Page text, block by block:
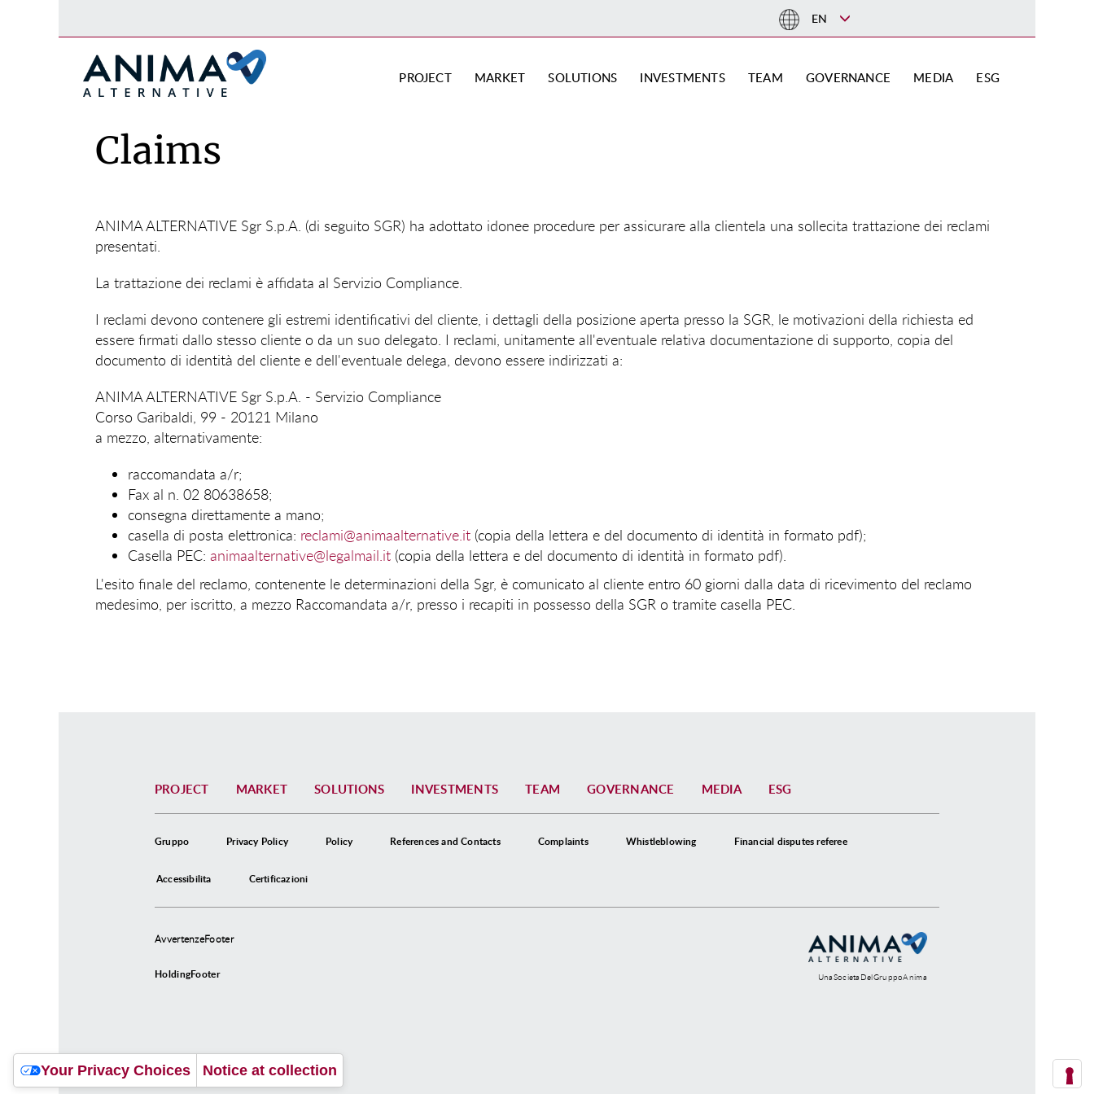
EN
PROJECT MARKET SOLUTIONS INVESTMENTS TEAM GOVERNANCE MEDIA ESG
Claims
ANIMA ALTERNATIVE Sgr S.p.A. (di seguito SGR) ha adottato idonee procedure per assicurare alla clientela una sollecita trattazione dei reclami
presentati.
La trattazione dei reclami è affidata al Servizio Compliance.
I reclami devono contenere gli estremi identificativi del cliente, i dettagli della posizione aperta presso la SGR, le motivazioni della richiesta ed
essere firmati dallo stesso cliente o da un suo delegato. I reclami, unitamente all'eventuale relativa documentazione di supporto, copia del
documento di identità del cliente e dell'eventuale delega, devono essere indirizzati a:
ANIMA ALTERNATIVE Sgr S.p.A. - Servizio Compliance
Corso Garibaldi, 99 - 20121 Milano
a mezzo, alternativamente:
raccomandata a/r;
Fax al n. 02 80638658;
consegna direttamente a mano;
casella di posta elettronica: reclami@animaalternative.it (copia della lettera e del documento di identità in formato pdf);
Casella PEC: animaalternative@legalmail.it (copia della lettera e del documento di identità in formato pdf).
L'esito finale del reclamo, contenente le determinazioni della Sgr, è comunicato al cliente entro 60 giorni dalla data di ricevimento del reclamo
medesimo, per iscritto, a mezzo Raccomandata a/r, presso i recapiti in possesso della SGR o tramite casella PEC.
PROJECT MARKET SOLUTIONS INVESTMENTS TEAM GOVERNANCE MEDIA ESG
Gruppo Privacy Policy Policy References and Contacts Complaints Whistleblowing Financial disputes referee
Accessibilita Certificazioni
AvvertenzeFooter
HoldingFooter UnaSocietaDelGruppoAnima
Your Privacy Choices Notice at collection